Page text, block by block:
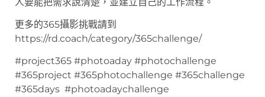
更多的365攝影挑戰請到
https://rd.coach/category/365challenge/
#project365 #photoaday #photochallenge
#365project #365photochallenge #365challenge
#365days #photoadaychallenge